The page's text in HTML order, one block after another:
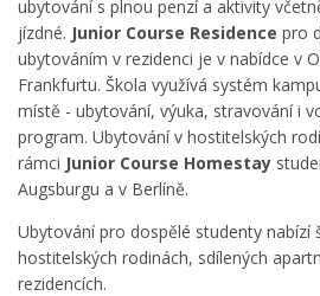
ubytování s plnou penzí a aktivity
jízdné. Junior Course Residence pro
ubytováním v rezidenci je v nabídce v
Frankfurtu. Škola využívá systém
místě - ubytování, výuka, stravování i
program. Ubytování v hostitelských
rámci Junior Course Homestay
Augsburgu a v Berlíně.
Ubytování pro dospělé studenty nabízí
hostitelských rodinách, sdílených
rezidencích.